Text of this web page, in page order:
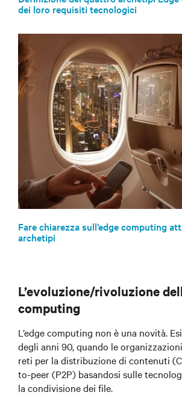
dei loro requisiti tecnologici
Fare chiarezza sull’edge computing
archetipi
L’evoluzione/rivoluzione
computing
L’edge computing non è una novità.
degli anni 90, quando le
reti per la distribuzione di contenuti
to-peer (P2P) basandosi sulle
la condivisione dei file.